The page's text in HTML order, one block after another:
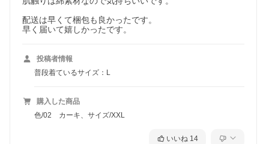
配送は早くて梱包も良かったです。
早く届いて嬉しかったです。
投稿者情報
普段着ているサイズ：L
購入した商品
色/02 カーキ、サイズ/XXL
いいね 14